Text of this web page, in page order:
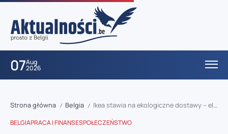
07Aug
2026
Strona główna / Belgia / Ikea stawia na ekologiczne dostawy – elektryczne ciężarówki wchodzą do użytku
BELGIAPRACA I FINANSESPOŁECZEŃSTWO